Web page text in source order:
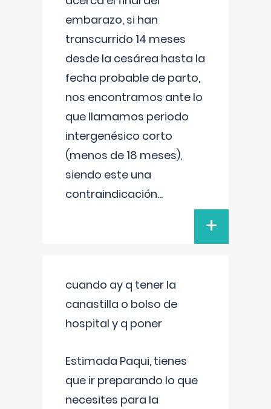
embarazo, si han
transcurrido 14 meses
desde la cesárea hasta la
fecha probable de parto,
nos encontramos ante lo
que llamamos periodo
intergenésico corto
(menos de 18 meses),
siendo este una
contraindicación...
+
cuando ay q tener la
canastilla o bolso de
hospital y q poner
Estimada Paqui, tienes
que ir preparando lo que
necesites para la